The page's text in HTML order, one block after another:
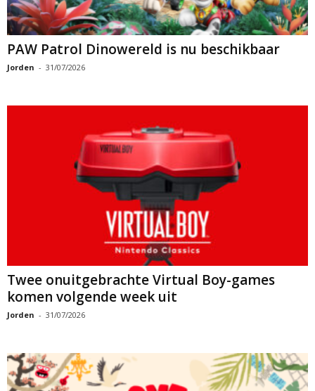
PAW Patrol Dinowereld is nu beschikbaar
Jorden - 31/07/2026
Twee onuitgebrachte Virtual Boy-games
komen volgende week uit
Jorden - 31/07/2026